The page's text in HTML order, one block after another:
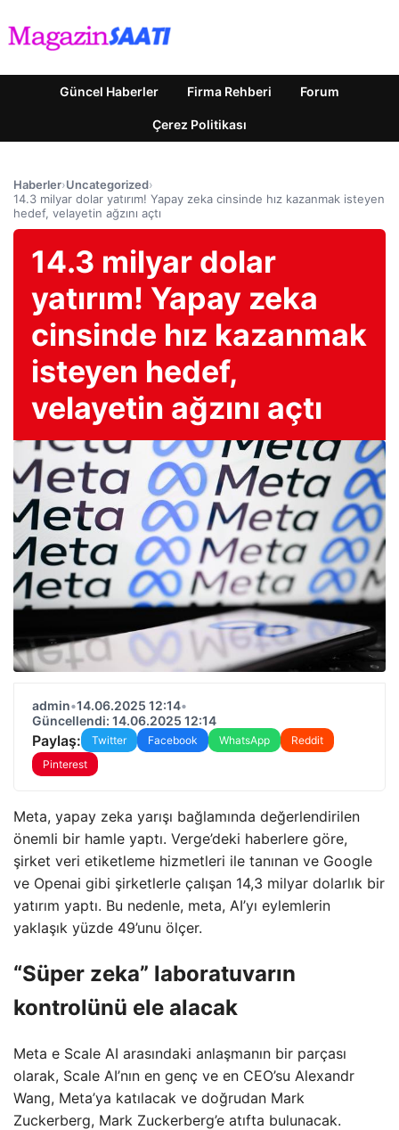
Güncel Haberler Firma Rehberi Forum
Çerez Politikası
Haberler›Uncategorized›
14.3 milyar dolar yatırım! Yapay zeka cinsinde hız kazanmak isteyen
hedef, velayetin ağzını açtı
14.3 milyar dolar
yatırım! Yapay zeka
cinsinde hız kazanmak
isteyen hedef,
velayetin ağzını açtı
admin•14.06.2025 12:14•
Güncellendi: 14.06.2025 12:14
Paylaş: Twitter Facebook WhatsApp
Reddit
Pinterest
Meta, yapay zeka yarışı bağlamında değerlendirilen
önemli bir hamle yaptı. Verge’deki haberlere göre,
şirket veri etiketleme hizmetleri ile tanınan ve Google
ve Openai gibi şirketlerle çalışan 14,3 milyar dolarlık bir
yatırım yaptı. Bu nedenle, meta, AI’yı eylemlerin
yaklaşık yüzde 49’unu ölçer.
“Süper zeka” laboratuvarın
kontrolünü ele alacak
Meta e Scale AI arasındaki anlaşmanın bir parçası
olarak, Scale AI’nın en genç ve en CEO’su Alexandr
Wang, Meta’ya katılacak ve doğrudan Mark
Zuckerberg, Mark Zuckerberg’e atıfta bulunacak.